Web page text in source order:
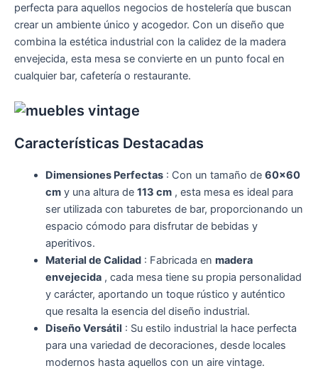
perfecta para aquellos negocios de hostelería que buscan
crear un ambiente único y acogedor. Con un diseño que
combina la estética industrial con la calidez de la madera
envejecida, esta mesa se convierte en un punto focal en
cualquier bar, cafetería o restaurante.
Características Destacadas
Dimensiones Perfectas: Con un tamaño de 60×60
cmy una altura de 113 cm, esta mesa es ideal para
ser utilizada con taburetes de bar, proporcionando un
espacio cómodo para disfrutar de bebidas y
aperitivos.
Material de Calidad: Fabricada en madera
envejecida, cada mesa tiene su propia personalidad
y carácter, aportando un toque rústico y auténtico
que resalta la esencia del diseño industrial.
Diseño Versátil : Su estilo industrial la hace perfecta
para una variedad de decoraciones, desde locales
modernos hasta aquellos con un aire vintage.